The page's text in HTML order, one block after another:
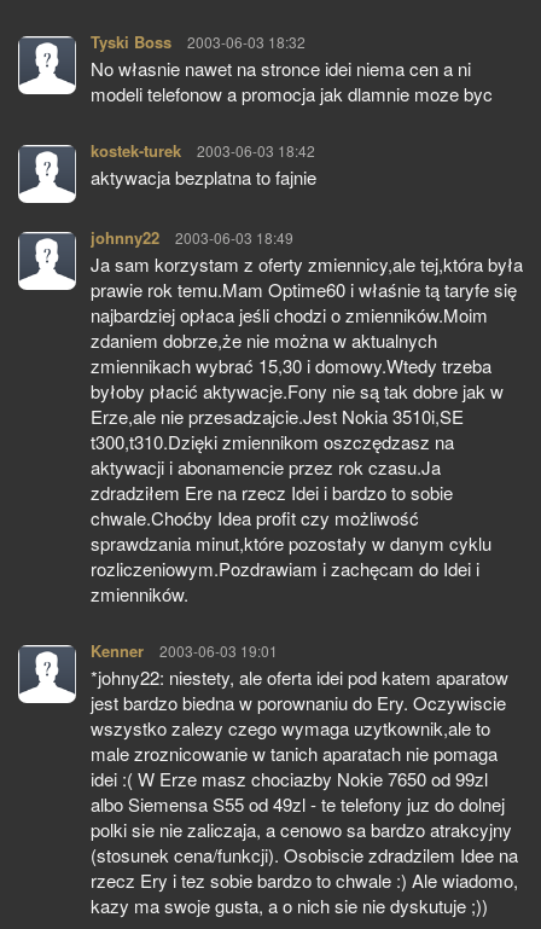
Tyski Boss pisze:
2003-06-03 18:32
No własnie nawet na stronce idei niema cen a ni
modeli telefonow a promocja jak dlamnie moze byc
kostek-turek pisze:
2003-06-03 18:42
aktywacja bezplatna to fajnie
johnny22 pisze:
2003-06-03 18:49
Ja sam korzystam z oferty zmiennicy,ale tej,która była
prawie rok temu.Mam Optime60 i właśnie tą taryfe się
najbardziej opłaca jeśli chodzi o zmienników.Moim
zdaniem dobrze,że nie można w aktualnych
zmiennikach wybrać 15,30 i domowy.Wtedy trzeba
byłoby płacić aktywacje.Fony nie są tak dobre jak w
Erze,ale nie przesadzajcie.Jest Nokia 3510i,SE
t300,t310.Dzięki zmiennikom oszczędzasz na
aktywacji i abonamencie przez rok czasu.Ja
zdradziłem Ere na rzecz Idei i bardzo to sobie
chwale.Choćby Idea profit czy możliwość
sprawdzania minut,które pozostały w danym cyklu
rozliczeniowym.Pozdrawiam i zachęcam do Idei i
zmienników.
Kenner pisze:
2003-06-03 19:01
*johny22: niestety, ale oferta idei pod katem aparatow
jest bardzo biedna w porownaniu do Ery. Oczywiscie
wszystko zalezy czego wymaga uzytkownik,ale to
male zroznicowanie w tanich aparatach nie pomaga
idei :( W Erze masz chociazby Nokie 7650 od 99zl
albo Siemensa S55 od 49zl - te telefony juz do dolnej
polki sie nie zaliczaja, a cenowo sa bardzo atrakcyjny
(stosunek cena/funkcji). Osobiscie zdradzilem Idee na
rzecz Ery i tez sobie bardzo to chwale :) Ale wiadomo,
kazy ma swoje gusta, a o nich sie nie dyskutuje ;))